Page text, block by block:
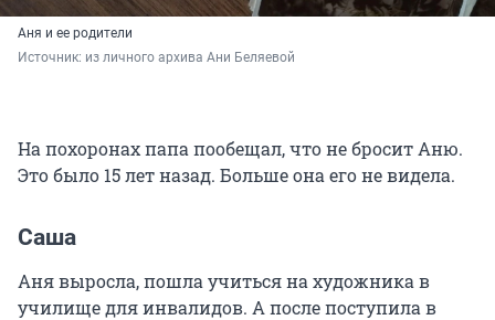
Аня и ее родители
Источник: из личного архива Ани Беляевой
На похоронах папа пообещал, что не бросит Аню.
Это было 15 лет назад. Больше она его не видела.
Саша
Аня выросла, пошла учиться на художника в
училище для инвалидов. А после поступила в